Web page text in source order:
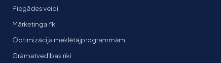
Piegādes veidi
Mārketinga rīki
Optimizācija meklētājprogrammām
Grāmatvedības rīki